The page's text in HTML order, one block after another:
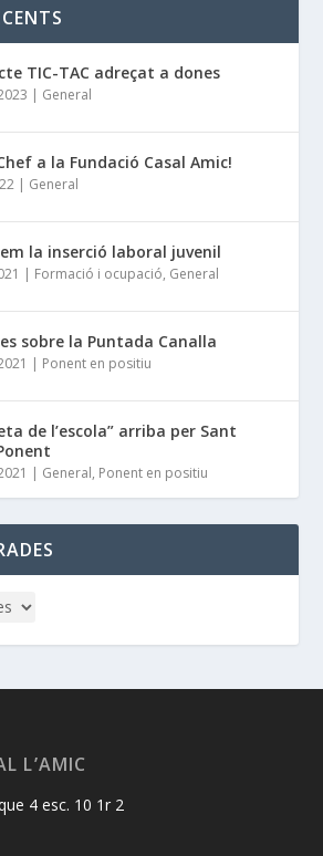
TIC-TAC adreçat a dones
| General
a la Fundació Casal Amic!
| General
la inserció laboral juvenil
| Formació i ocupació, General
sobre la Puntada Canalla
| Ponent en positiu
de l’escola” arriba per Sant
| General, Ponent en positiu
L’AMIC
4 esc. 10 1r 2